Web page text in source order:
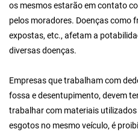
os mesmos estarão em contato
pelos moradores. Doenças como
expostas, etc., afetam a
diversas doenças.
Empresas que trabalham com
fossa e desentupimento, devem
trabalhar com materiais
esgotos no mesmo veículo, é